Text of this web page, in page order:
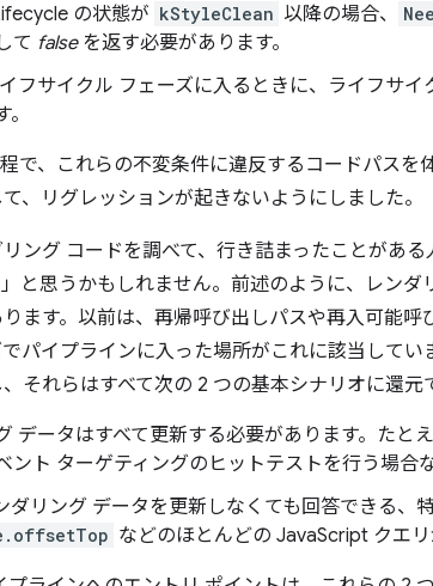
の状態が kStyleClean 以降の場合、
て falseを返す必要があります。
フサイクル フェーズに入るときに、ライフサイ
で、これらの不変条件に違反するコードパス
、リグレッションが起きないようにしました。
ング コードを調べて、行き詰まったことがあ
と思うかもしれません。前述のように、レン
ります。以前は、再帰呼び出しパスや再入可能
パイプラインに入った場所がこれに該当して
それらはすべて次の 2 つの基本シナリオに還元
データはすべて更新する必要があります。たと
ント ターゲティングのヒットテストを行う場合な
ダリング データを更新しなくても回答できる、
などのほとんどの JavaScript クエリ